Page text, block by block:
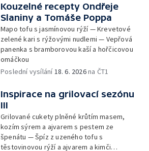
Kouzelné recepty Ondřeje
Slaniny a Tomáše Poppa
Mapo tofu s jasmínovou rýží — Krevetové
zelené kari s rýžovými nudlemi — Vepřová
panenka s bramborovou kaší a hořčicovou
omáčkou
Poslední vysílání18. 6. 2026na ČT1
Inspirace na grilovací sezónu
III
Grilované cukety plněné krůtím masem,
kozím sýrem a ajvarem s pestem ze
špenátu — Špíz z uzeného tofu s
těstovinovou rýží a ajvarem a kimči